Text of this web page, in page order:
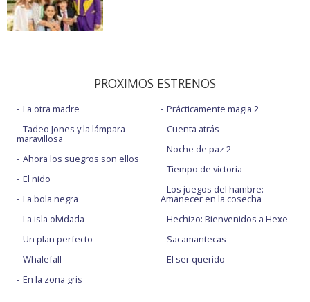
PROXIMOS ESTRENOS
La otra madre
Tadeo Jones y la lámpara
maravillosa
Ahora los suegros son ellos
El nido
La bola negra
La isla olvidada
Un plan perfecto
Whalefall
En la zona gris
Prácticamente magia 2
Cuenta atrás
Noche de paz 2
Tiempo de victoria
Los juegos del hambre:
Amanecer en la cosecha
Hechizo: Bienvenidos a Hexe
Sacamantecas
El ser querido